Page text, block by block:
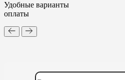
Удобные варианты
оплаты